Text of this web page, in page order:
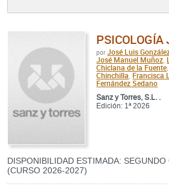
PSICOLOGÍA
porJosé Luis
José Manuel Muñoz
Chiclana de la Fuente
Chinchilla Francisca
Fernández Sedano
Sanz y Torres, S.L. .
Edición: 1ª 2026
DISPONIBILIDAD ESTIMADA:
(CURSO 2026-2027)